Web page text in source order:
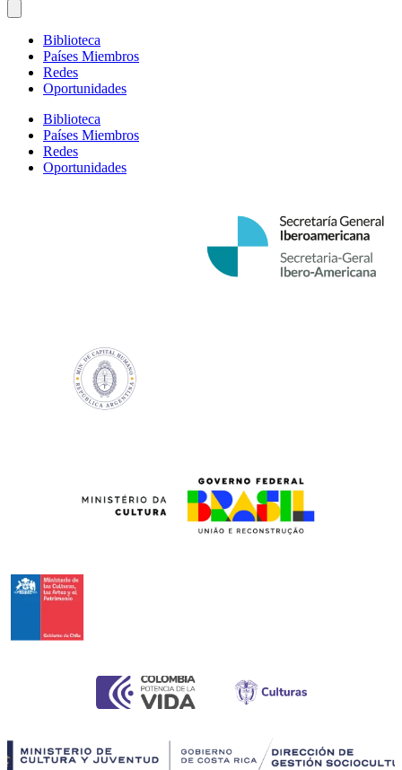
Biblioteca
Países Miembros
Redes
Oportunidades
Biblioteca
Países Miembros
Redes
Oportunidades